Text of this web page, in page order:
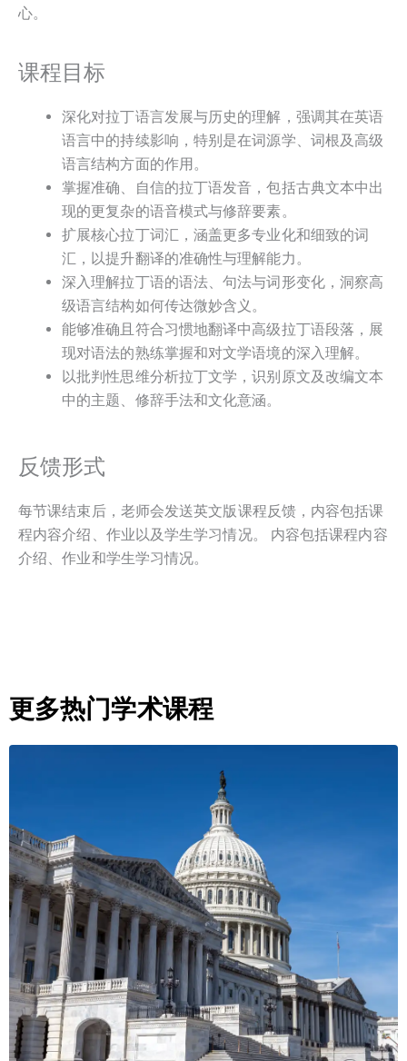
心。
课程目标
深化对拉丁语言发展与历史的理解，强调其在英语
语言中的持续影响，特别是在词源学、词根及高级
语言结构方面的作用。
掌握准确、自信的拉丁语发音，包括古典文本中出
现的更复杂的语音模式与修辞要素。
扩展核心拉丁词汇，涵盖更多专业化和细致的词
汇，以提升翻译的准确性与理解能力。
深入理解拉丁语的语法、句法与词形变化，洞察高
级语言结构如何传达微妙含义。
能够准确且符合习惯地翻译中高级拉丁语段落，展
现对语法的熟练掌握和对文学语境的深入理解。
以批判性思维分析拉丁文学，识别原文及改编文本
中的主题、修辞手法和文化意涵。
反馈形式
每节课结束后，老师会发送英文版课程反馈，内容包括课
程内容介绍、作业以及学生学习情况。 内容包括课程内容
介绍、作业和学生学习情况。
更多热门学术课程